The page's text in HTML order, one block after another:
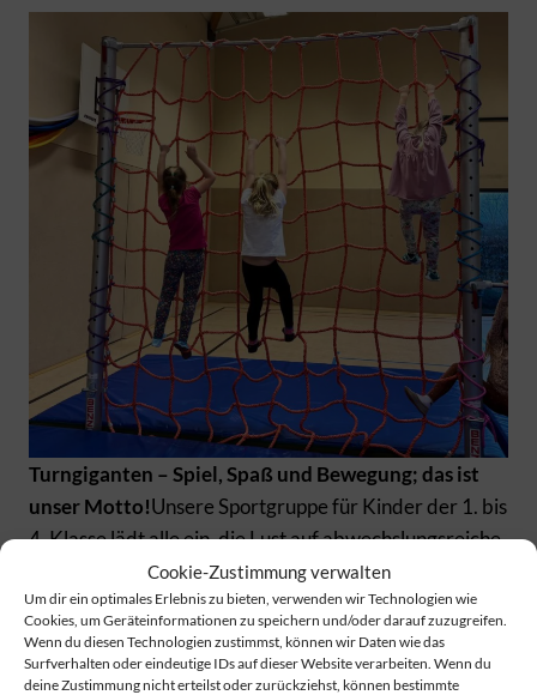
Cookie-Zustimmung verwalten
Um dir ein optimales Erlebnis zu bieten, verwenden wir Technologien wie
Cookies, um Geräteinformationen zu speichern und/oder darauf zuzugreifen.
Wenn du diesen Technologien zustimmst, können wir Daten wie das
Surfverhalten oder eindeutige IDs auf dieser Website verarbeiten. Wenn du
deine Zustimmung nicht erteilst oder zurückziehst, können bestimmte
Turngiganten – Spiel, Spaß und Bewegung; das ist
unser Motto!Unsere Sportgruppe für Kinder der 1. bis
4. Klasse lädt alle ein, die Lust auf abwechslungsreiche
Bewegung und tolle Spiele haben. Bei und wird
gelaufen, gehüpft, geklettert, geworfen und ganz viel
gelacht – ohne Leistungsdruck, dafür mit ganz viel
Spaß!